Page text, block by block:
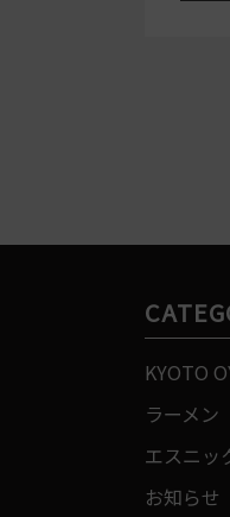
KYOTO
ラーメン
エスニッ
お知らせ